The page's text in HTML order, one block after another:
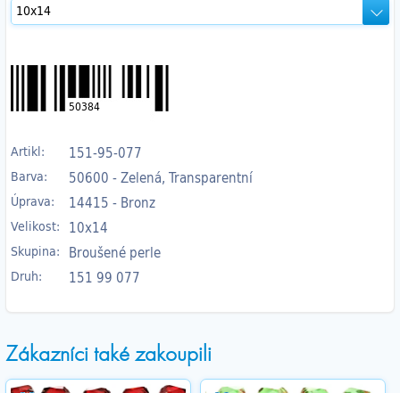
50384
Artikl: 151-95-077
Barva: 50600 - Zelená, Transparentní
Úprava: 14415 - Bronz
Velikost: 10x14
Skupina: Broušené perle
Druh: 151 99 077
Zákazníci také zakoupili